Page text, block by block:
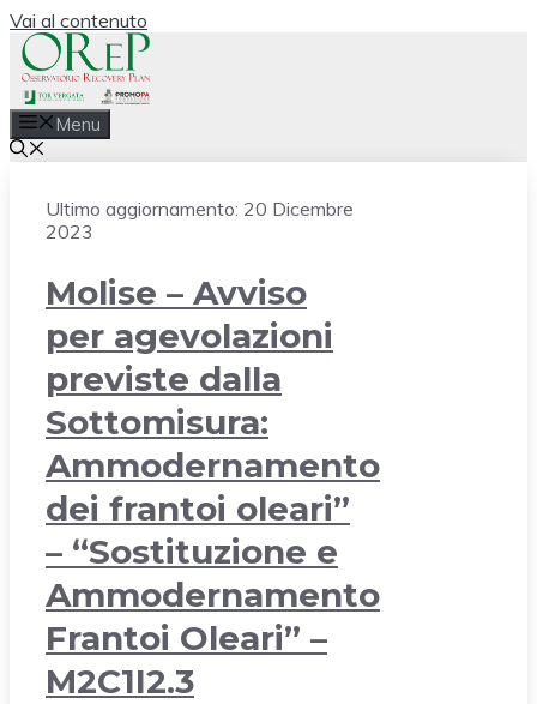
Vai al contenuto
Menu
Ultimo aggiornamento: 20 Dicembre
2023
Molise – Avviso
per agevolazioni
previste dalla
Sottomisura:
Ammodernamento
dei frantoi oleari”
– “Sostituzione e
Ammodernamento
Frantoi Oleari” –
M2C1I2.3